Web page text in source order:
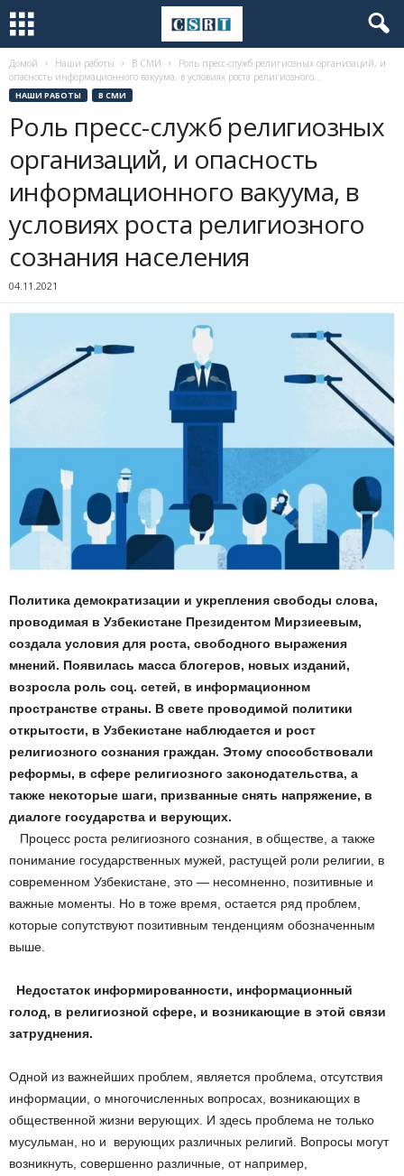
Домой Наши работы В СМИ
Роль пресс-служб религиозных организаций, и
опасность информационного вакуума, в условиях роста религиозного...
НАШИ РАБОТЫ В СМИ
Роль пресс-служб религиозных
организаций, и опасность
информационного вакуума, в
условиях роста религиозного
сознания населения
04.11.2021
Политика демократизации и укрепления свободы слова,
проводимая в Узбекистане Президентом Мирзиеевым,
создала условия для роста, свободного выражения
мнений. Появилась масса блогеров, новых изданий,
возросла роль соц. сетей, в информационном
пространстве страны. В свете проводимой политики
открытости, в Узбекистане наблюдается и рост
религиозного сознания граждан. Этому способствовали
реформы, в сфере религиозного законодательства, а
также некоторые шаги, призванные снять напряжение, в
диалоге государства и верующих.
Процесс роста религиозного сознания, в обществе, а также
понимание государственных мужей, растущей роли религии, в
современном Узбекистане, это — несомненно, позитивные и
важные моменты. Но в тоже время, остается ряд проблем,
которые сопутствуют позитивным тенденциям обозначенным
выше.
Недостаток информированности, информационный
голод, в религиозной сфере, и возникающие в этой связи
затруднения.
Одной из важнейших проблем, является проблема, отсутствия
информации, о многочисленных вопросах, возникающих в
общественной жизни верующих. И здесь проблема не только
мусульман, но и верующих различных религий. Вопросы могут
возникнуть, совершенно различные, от например,